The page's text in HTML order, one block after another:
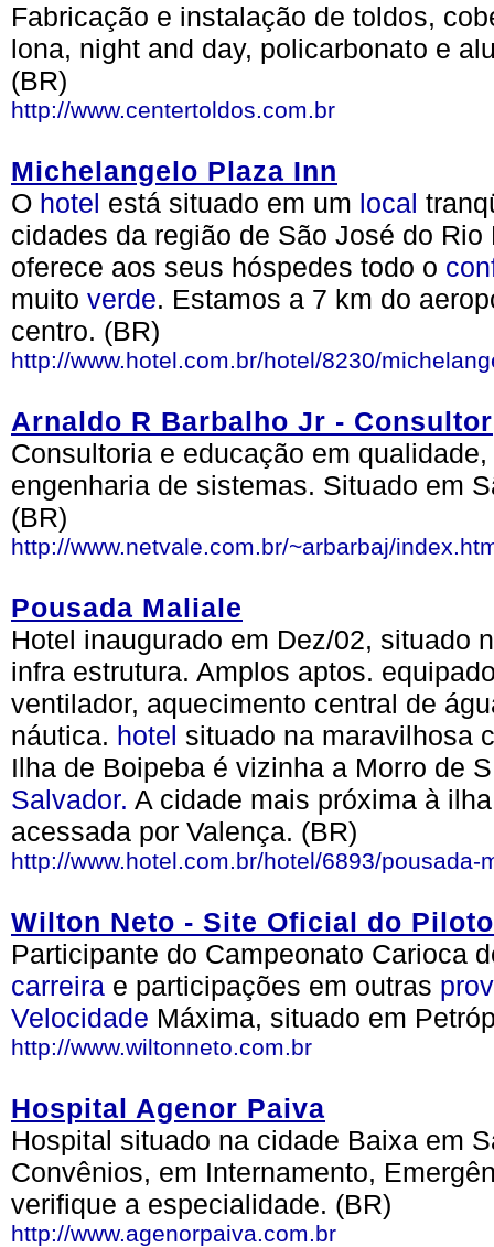
Fabricação e instalação de toldos,
lona, night and day, policarbonato e
(BR)
http://www.centertoldos.com.br
Michelangelo Plaza Inn
O hotel está situado em um local
cidades da região de São José do
oferece aos seus hóspedes todo o
muito verde. Estamos a 7 km do
centro. (BR)
http://www.hotel.com.br/hotel/8230/
Arnaldo R Barbalho Jr - Consultor
Consultoria e educação em
engenharia de sistemas. Situado em
(BR)
http://www.netvale.com.br/~arbarbaj/
Pousada Maliale
Hotel inaugurado em Dez/02, situado
infra estrutura. Amplos aptos.
ventilador, aquecimento central de
náutica. hotel situado na maravilhosa
Ilha de Boipeba é vizinha a Morro de
Salvador. A cidade mais próxima à
acessada por Valença. (BR)
http://www.hotel.com.br/hotel/6893/pousada-
Wilton Neto - Site Oficial do Piloto
Participante do Campeonato Carioca
carreira e participações em outras
Velocidade Máxima, situado em
http://www.wiltonneto.com.br
Hospital Agenor Paiva
Hospital situado na cidade Baixa em
Convênios, em Internamento,
verifique a especialidade. (BR)
http://www.agenorpaiva.com.br